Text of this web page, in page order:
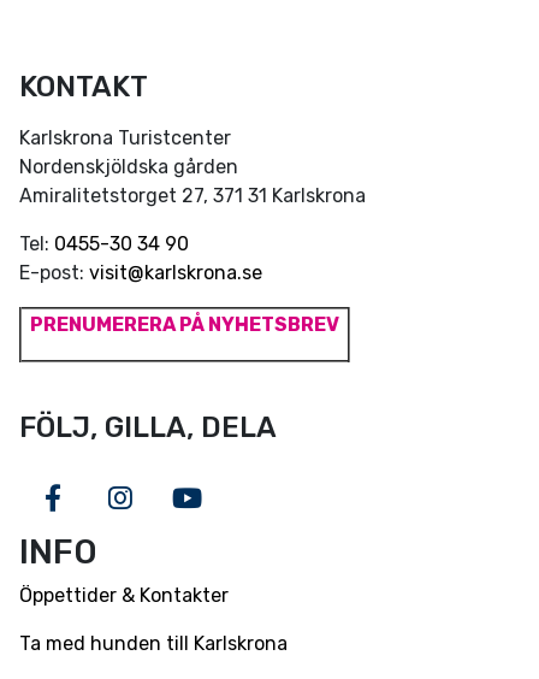
KONTAKT
Karlskrona Turistcenter
Nordenskjöldska gården
Amiralitetstorget 27, 371 31 Karlskrona
Tel: 0455-30 34 90
E-post: visit@karlskrona.se
PRENUMERERA PÅ NYHETSBREV
FÖLJ, GILLA, DELA
FacebookInstagram
Youtube
INFO
Öppettider & Kontakter
Ta med hunden till Karlskrona